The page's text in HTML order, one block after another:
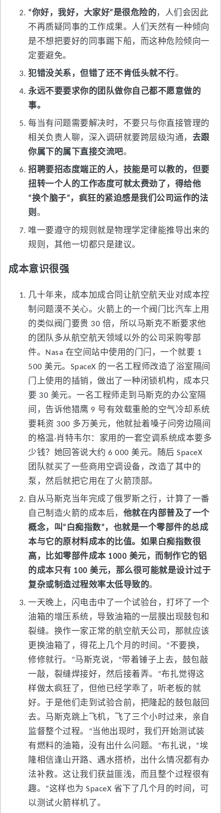
“你好，我好，大家好”是很危险的，人们会因此
不再质疑同事的工作成果。人们天然有一种倾向
是不想把要好的同事踢下船，而这种危险倾向一
定要避免。
犯错没关系，但错了还不肯低头就不行。
永远不要要求你的团队做你自己都不愿意做的
事。
每当有问题需要解决时，不要只与你直接管理的
相关负责人聊，深入调研就要跨层级沟通， 去跟
你属下的属下直接交流吧。
招聘要招态度端正的人，技能是可以教的，但要
扭转一个人的工作态度可就太费劲了，得给他
“换个脑子”，疯狂的紧迫感是我们公司运作的法
则 。
唯一要遵守的规则就是物理学定律能推导出来的
规则，其他一切都只是建议。
成本意识很强
几十年来，成本加成合同让航空航天业对成本控
制问题漠不关心。火箭上的一个阀门比汽车上用
的类似阀门要贵 30 倍，所以马斯克不断要求他
的团队多从航空航天领域以外的公司采购零部
件。Nasa 在空间站中使用的门闩，一个就要 1
500 美元。SpaceX 的一名工程师改造了浴室隔间
门上使用的插销，做出了一种闭锁机构，成本只
要 30 美元。一名工程师走到马斯克的办公室隔
间，告诉他猎鹰 9 号有效载重舱的空气冷却系统
要耗资 300 多万美元，他就扯着嗓子问旁边隔间
的格温·肖特韦尔：家用的一套空调系统成本要多
少钱？她回答说大约 6 000 美元。随后 SpaceX
团队就买了一些商用空调设备，改造了其中的
泵，然后就把它用在了火箭顶部。
自从马斯克当年完成了俄罗斯之行，计算了一番
自己制造火箭的成本后， 他就在内部普及了一个
概念，叫“白痴指数”，也就是一个零部件的总成
本与它的原材料成本的比值。如果白痴指数很
高，比如零部件成本 1000 美元，而制作它的铝
的成本只有 100 美元，那么很可能就是设计过于
复杂或制造过程效率太低导致的。
一天晚上，闪电击中了一个试验台，打坏了一个
油箱的增压系统，导致油箱的一层膜出现鼓包和
裂缝。换作一家正常的航空航天公司，那就应该
更换油箱了，得花上几个月的时间。“不要换，
修修就行。”马斯克说，“带着锤子上去，鼓包敲
一敲，裂缝焊接好，然后接着弄。”布扎觉得这
样做太疯狂了，但他已经学乖了，听老板的就
好。于是他们走到试验合前，把隆起的鼓包敲回
去。马斯克跳上飞机，飞了三个小时过来，亲自
监督整个过程。“当他出现时，我们开始测试装
有燃料的油箱，没有出什么问题。”布扎说，“埃
隆相信逢山开路、遇水搭桥，出什么情况都有办
法补救。这让我们获益匪浅，而且整个过程很有
趣。”这样也为 SpaceX 省下了几个月的时间，可
以测试火箭样机了。